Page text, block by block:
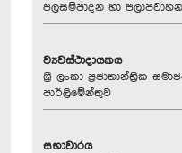
ජලසම්පාදන හා ජලාපවාහන
ව්‍යවස්ථාදායකය
ශ්‍රී ලංකා ප්‍රජාතාන්ත්‍රික
පාර්ලිමේන්තුව
සභාවාරය